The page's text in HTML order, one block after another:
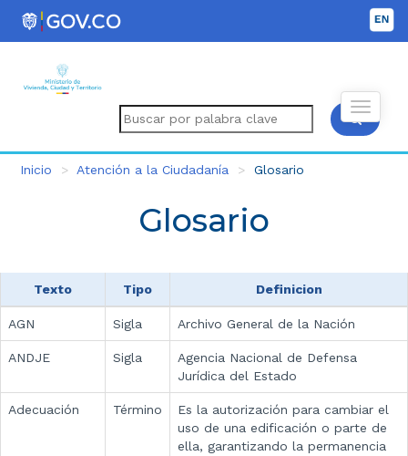
Inicio Atención a la Ciudadanía Glosario
Glosario
Texto Tipo Definicion
AGN Sigla Archivo General de la Nación
ANDJE Sigla
Agencia Nacional de Defensa
Jurídica del Estado
Adecuación Término
Es la autorización para cambiar el
uso de una edificación o parte de
ella, garantizando la permanencia